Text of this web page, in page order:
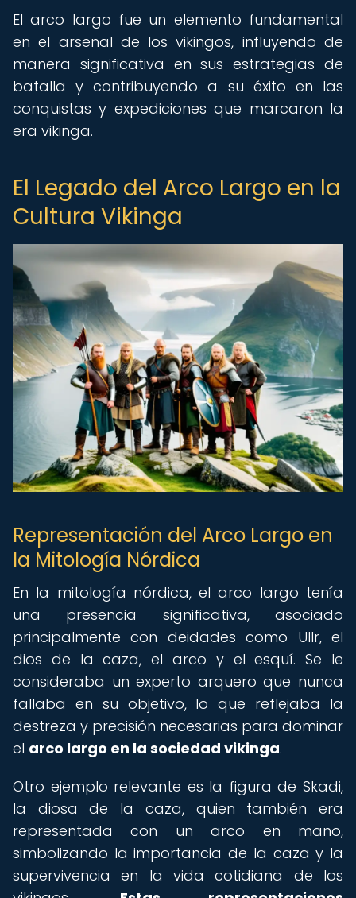
El arco largo fue un elemento fundamental
en el arsenal de los vikingos, influyendo de
manera significativa en sus estrategias de
batalla y contribuyendo a su éxito en las
conquistas y expediciones que marcaron la
era vikinga.
El Legado del Arco Largo en la
Cultura Vikinga
Representación del Arco Largo en
la Mitología Nórdica
En la mitología nórdica, el arco largo tenía
una presencia significativa, asociado
principalmente con deidades como Ullr, el
dios de la caza, el arco y el esquí. Se le
consideraba un experto arquero que nunca
fallaba en su objetivo, lo que reflejaba la
destreza y precisión necesarias para dominar
el arco largo en la sociedad vikinga.
Otro ejemplo relevante es la figura de Skadi,
la diosa de la caza, quien también era
representada con un arco en mano,
simbolizando la importancia de la caza y la
supervivencia en la vida cotidiana de los